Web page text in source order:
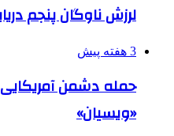
لرزش ناوگان پنجم
3 هفته پیش
حمله دشمن
«ویسیان»